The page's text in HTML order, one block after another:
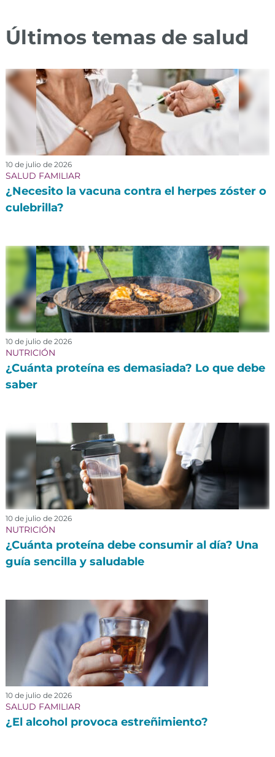
Últimos temas de salud
10 de julio de 2026
SALUD FAMILIAR
¿Necesito la vacuna contra el herpes zóster o
culebrilla?
10 de julio de 2026
NUTRICIÓN
¿Cuánta proteína es demasiada? Lo que debe
saber
10 de julio de 2026
NUTRICIÓN
¿Cuánta proteína debe consumir al día? Una
guía sencilla y saludable
10 de julio de 2026
SALUD FAMILIAR
¿El alcohol provoca estreñimiento?